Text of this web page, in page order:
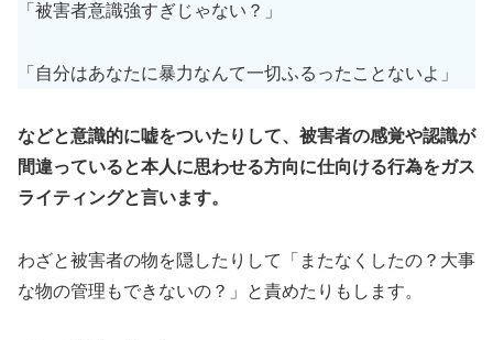
「被害者意識強すぎじゃない？」
「自分はあなたに暴力なんて一切ふるったことないよ」
などと意識的に嘘をついたりして、被害者の感覚や認識が
間違っていると本人に思わせる方向に仕向ける行為をガス
ライティングと言います。
わざと被害者の物を隠したりして「またなくしたの？大事
な物の管理もできないの？」と責めたりもします。